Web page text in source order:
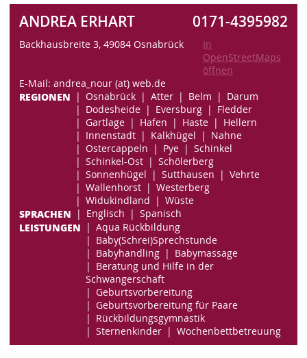
ANDREA ERHART 0171-4395982
Backhausbreite 3, 49084 Osnabrück
In
OpenStreetMaps
öffnen
E-Mail: andrea_nour (at) web.de
REGIONEN Osnabrück Atter Belm
Darum
Dodesheide
Eversburg
Fledder
Gartlage
Hafen Haste
Hellern
Innenstadt
Kalkhügel
Nahne
Ostercappeln
Pye
Schinkel
Schinkel-Ost
Schölerberg
Sonnenhügel
Sutthausen
Vehrte
Wallenhorst
Westerberg
Widukindland
Wüste
SPRACHEN Englisch Spanisch
LEISTUNGEN
Aqua Rückbildung
Baby(Schrei)Sprechstunde
Babyhandling
Babymassage
Beratung und Hilfe in der
Schwangerschaft
Geburtsvorbereitung
Geburtsvorbereitung für Paare
Rückbildungsgymnastik
Sternenkinder
Wochenbettbetreuung